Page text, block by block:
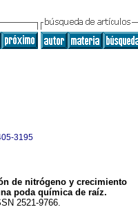
3195
de nitrógeno y crecimiento
poda química de raíz.
2521-9766.